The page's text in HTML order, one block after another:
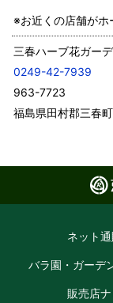
※お近くの店舗がホ
三春ハーブ花ガー
0249-42-7939
963-7723
福島県田村郡三春
ネット通
バラ園・ガーデ
販売店